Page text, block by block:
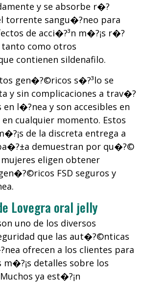
y se absorbe r�?
torrente sangu�?­neo para
de acci�?³n m�?¡s r�?
tanto como otros
contienen sildenafilo.
gen�?©ricos s�?³lo se
y sin complicaciones a trav�?
l�?­nea y son accesibles en
cualquier momento. Estos
de la discreta entrega a
demuestran por qu�?©
mujeres eligen obtener
FSD seguros y
Lovegra oral jelly
uno de los diversos
que las aut�?©nticas
ofrecen a los clientes para
detalles sobre los
ya est�?¡n